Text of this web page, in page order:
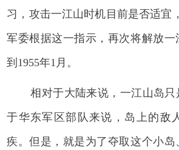
习，攻击一江山时机目前是否适宜
军委根据这一指示，再次将解放一
到1955年1月。
相对于大陆来说，一江山岛
于华东军区部队来说，岛上的敌
疾。但是，就是为了夺取这个小岛